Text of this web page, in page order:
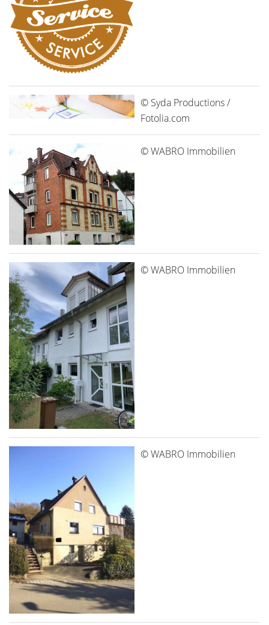
© Syda Productions /
Fotolia.com
© WABRO Immobilien
© WABRO Immobilien
© WABRO Immobilien